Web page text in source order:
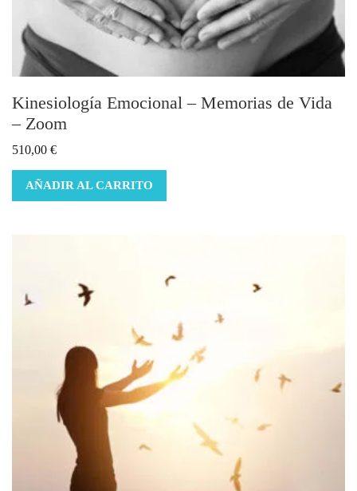
Kinesiología Emocional – Memorias de Vida
– Zoom
510,00 €
AÑADIR AL CARRITO